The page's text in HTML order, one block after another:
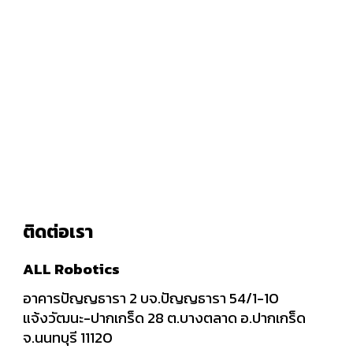
ติดต่อเรา
ALL Robotics
อาคารปัญญธารา 2 บจ.ปัญญธารา 54/1-10
แจ้งวัฒนะ-ปากเกร็ด 28 ต.บางตลาด อ.ปากเกร็ด
จ.นนทบุรี 11120